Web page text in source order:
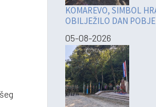
KOMAREVO, SIMBOL
OBILJEŽILO DAN
05-08-2026